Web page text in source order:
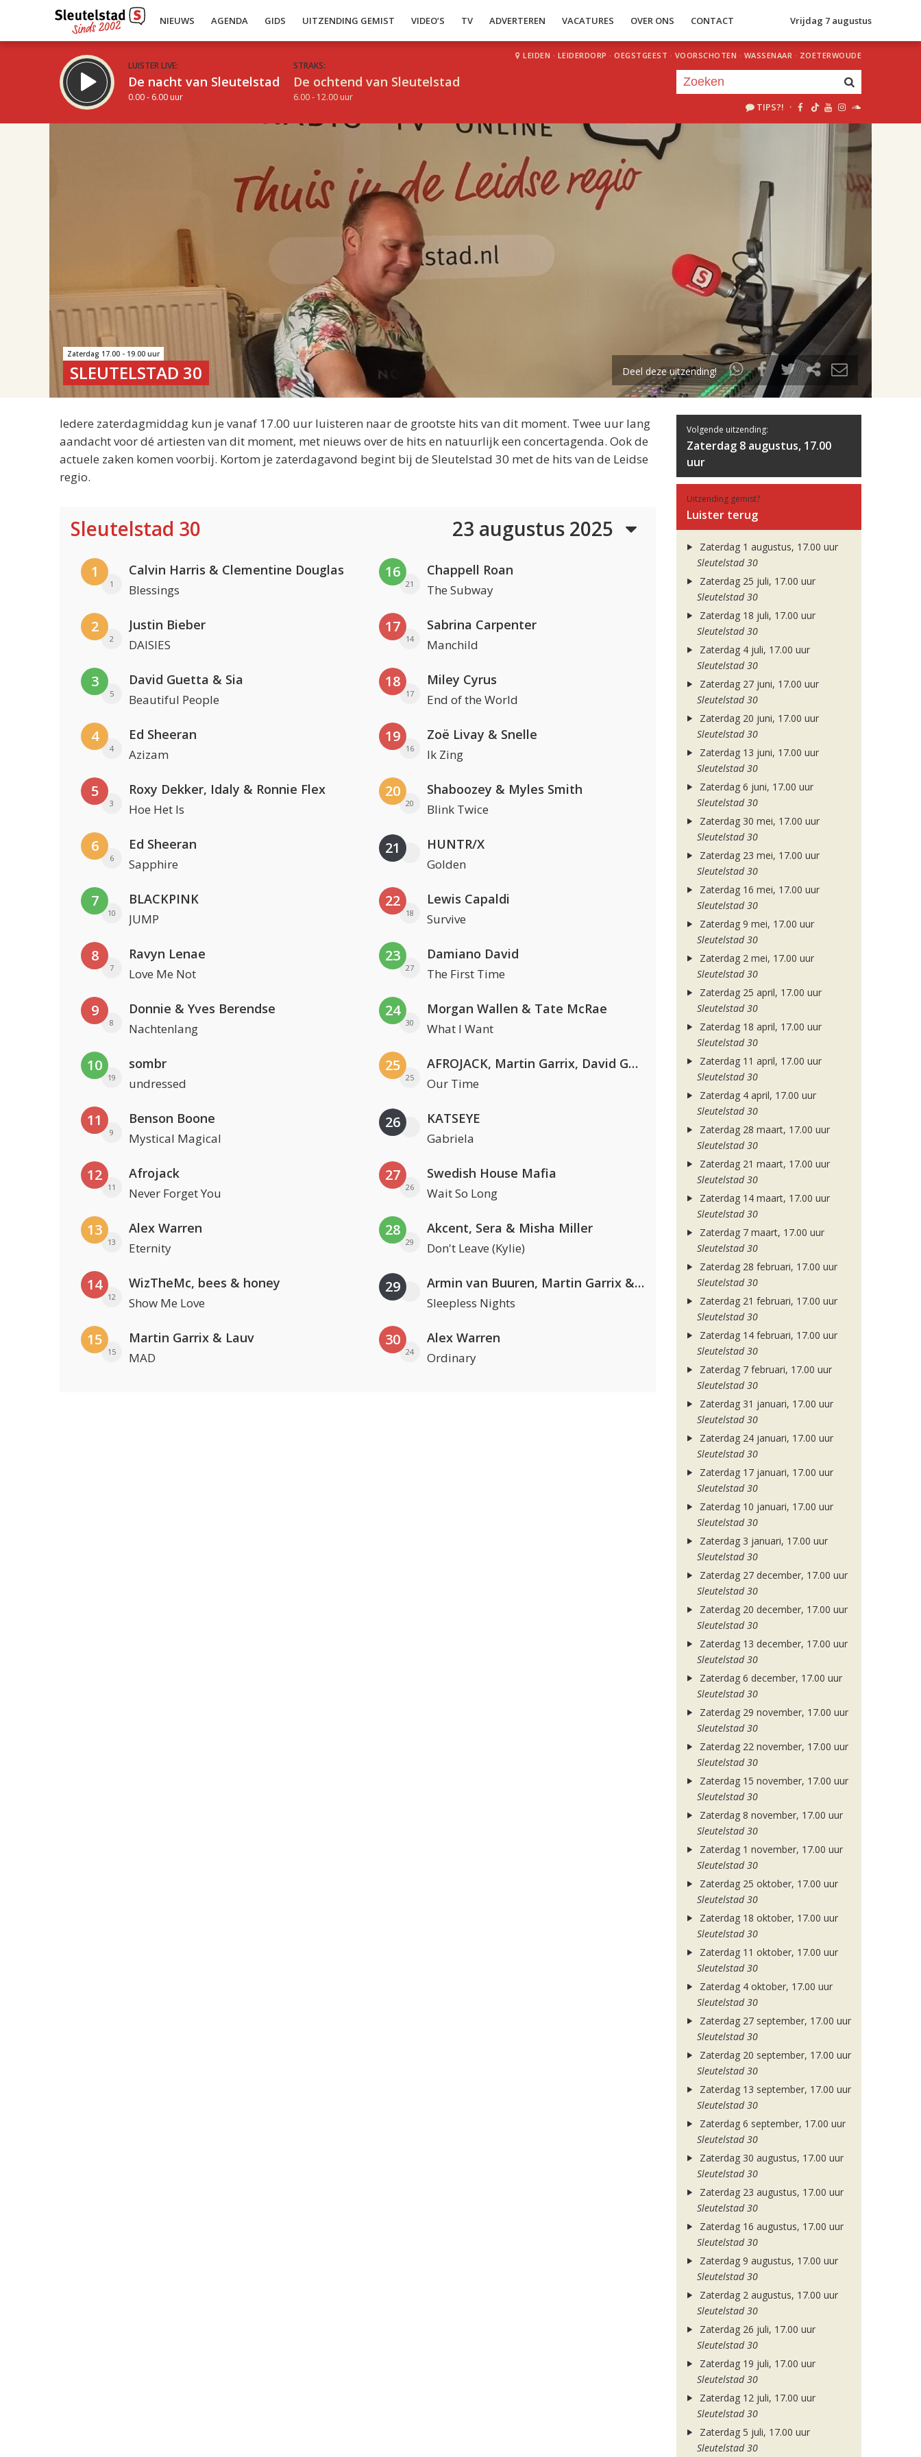
NIEUWS AGENDA GIDS UITZENDING GEMIST VIDEO’S TV ADVERTEREN VACATURES OVER ONS CONTACT Vrijdag 7 augustus
LUISTER LIVE:
De nacht van Sleutelstad
0.00 - 6.00 uur
STRAKS:
De ochtend van Sleutelstad
6.00 - 12.00 uur
LEIDEN · LEIDERDORP · OEGSTGEEST · VOORSCHOTEN · WASSENAAR · ZOETERWOUDE
TIPS?! ·
uur 1 van 2
Volgend uur
Zaterdag 17.00 - 19.00 uur
SLEUTELSTAD 30 Deel deze uitzending!
Iedere zaterdagmiddag kun je vanaf 17.00 uur luisteren naar de grootste hits van dit moment. Twee uur lang
aandacht voor dé artiesten van dit moment, met nieuws over de hits en natuurlijk een concertagenda. Ook de
actuele zaken komen voorbij. Kortom je zaterdagavond begint bij de Sleutelstad 30 met de hits van de Leidse
regio.
Sleutelstad 30 23 augustus 2025
1
1
Calvin Harris & Clementine Douglas
Blessings
2
2
Justin Bieber
DAISIES
3
5
David Guetta & Sia
Beautiful People
4
4
Ed Sheeran
Azizam
5
3
Roxy Dekker, Idaly & Ronnie Flex
Hoe Het Is
6
6
Ed Sheeran
Sapphire
7
10
BLACKPINK
JUMP
8
7
Ravyn Lenae
Love Me Not
9
8
Donnie & Yves Berendse
Nachtenlang
10
19
sombr
undressed
11
9
Benson Boone
Mystical Magical
12
11
Afrojack
Never Forget You
13
13
Alex Warren
Eternity
14
12
WizTheMc, bees & honey
Show Me Love
15
15
Martin Garrix & Lauv
MAD
16
21
Chappell Roan
The Subway
17
14
Sabrina Carpenter
Manchild
18
17
Miley Cyrus
End of the World
19
16
Zoë Livay & Snelle
Ik Zing
20
20
Shaboozey & Myles Smith
Blink Twice
21 HUNTR/X
Golden
22
18
Lewis Capaldi
Survive
23
27
Damiano David
The First Time
24
30
Morgan Wallen & Tate McRae
What I Want
25
25
AFROJACK, Martin Garrix, David Guetta & Amél
Our Time
26 KATSEYE
Gabriela
27
26
Swedish House Mafia
Wait So Long
28
29
Akcent, Sera & Misha Miller
Don't Leave (Kylie)
29 Armin van Buuren, Martin Garrix & Libby Whitehouse
Sleepless Nights
30
24
Alex Warren
Ordinary
Volgende uitzending:
Zaterdag 8 augustus, 17.00
uur
Uitzending gemist?
Luister terug
Zaterdag 1 augustus, 17.00 uur
Sleutelstad 30
Zaterdag 25 juli, 17.00 uur
Sleutelstad 30
Zaterdag 18 juli, 17.00 uur
Sleutelstad 30
Zaterdag 4 juli, 17.00 uur
Sleutelstad 30
Zaterdag 27 juni, 17.00 uur
Sleutelstad 30
Zaterdag 20 juni, 17.00 uur
Sleutelstad 30
Zaterdag 13 juni, 17.00 uur
Sleutelstad 30
Zaterdag 6 juni, 17.00 uur
Sleutelstad 30
Zaterdag 30 mei, 17.00 uur
Sleutelstad 30
Zaterdag 23 mei, 17.00 uur
Sleutelstad 30
Zaterdag 16 mei, 17.00 uur
Sleutelstad 30
Zaterdag 9 mei, 17.00 uur
Sleutelstad 30
Zaterdag 2 mei, 17.00 uur
Sleutelstad 30
Zaterdag 25 april, 17.00 uur
Sleutelstad 30
Zaterdag 18 april, 17.00 uur
Sleutelstad 30
Zaterdag 11 april, 17.00 uur
Sleutelstad 30
Zaterdag 4 april, 17.00 uur
Sleutelstad 30
Zaterdag 28 maart, 17.00 uur
Sleutelstad 30
Zaterdag 21 maart, 17.00 uur
Sleutelstad 30
Zaterdag 14 maart, 17.00 uur
Sleutelstad 30
Zaterdag 7 maart, 17.00 uur
Sleutelstad 30
Zaterdag 28 februari, 17.00 uur
Sleutelstad 30
Zaterdag 21 februari, 17.00 uur
Sleutelstad 30
Zaterdag 14 februari, 17.00 uur
Sleutelstad 30
Zaterdag 7 februari, 17.00 uur
Sleutelstad 30
Zaterdag 31 januari, 17.00 uur
Sleutelstad 30
Zaterdag 24 januari, 17.00 uur
Sleutelstad 30
Zaterdag 17 januari, 17.00 uur
Sleutelstad 30
Zaterdag 10 januari, 17.00 uur
Sleutelstad 30
Zaterdag 3 januari, 17.00 uur
Sleutelstad 30
Zaterdag 27 december, 17.00 uur
Sleutelstad 30
Zaterdag 20 december, 17.00 uur
Sleutelstad 30
Zaterdag 13 december, 17.00 uur
Sleutelstad 30
Zaterdag 6 december, 17.00 uur
Sleutelstad 30
Zaterdag 29 november, 17.00 uur
Sleutelstad 30
Zaterdag 22 november, 17.00 uur
Sleutelstad 30
Zaterdag 15 november, 17.00 uur
Sleutelstad 30
Zaterdag 8 november, 17.00 uur
Sleutelstad 30
Zaterdag 1 november, 17.00 uur
Sleutelstad 30
Zaterdag 25 oktober, 17.00 uur
Sleutelstad 30
Zaterdag 18 oktober, 17.00 uur
Sleutelstad 30
Zaterdag 11 oktober, 17.00 uur
Sleutelstad 30
Zaterdag 4 oktober, 17.00 uur
Sleutelstad 30
Zaterdag 27 september, 17.00 uur
Sleutelstad 30
Zaterdag 20 september, 17.00 uur
Sleutelstad 30
Zaterdag 13 september, 17.00 uur
Sleutelstad 30
Zaterdag 6 september, 17.00 uur
Sleutelstad 30
Zaterdag 30 augustus, 17.00 uur
Sleutelstad 30
Zaterdag 23 augustus, 17.00 uur
Sleutelstad 30
Zaterdag 16 augustus, 17.00 uur
Sleutelstad 30
Zaterdag 9 augustus, 17.00 uur
Sleutelstad 30
Zaterdag 2 augustus, 17.00 uur
Sleutelstad 30
Zaterdag 26 juli, 17.00 uur
Sleutelstad 30
Zaterdag 19 juli, 17.00 uur
Sleutelstad 30
Zaterdag 12 juli, 17.00 uur
Sleutelstad 30
Zaterdag 5 juli, 17.00 uur
Sleutelstad 30